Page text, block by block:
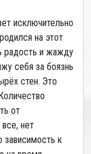
исключительно
на этот
радость и жажду
себя за боязнь
стен. Это
от
нет
зависимость к